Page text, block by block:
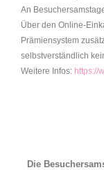
An
Über den Online-
Prämiensystem
selbstverständlich
Weitere Infos: https://
Die